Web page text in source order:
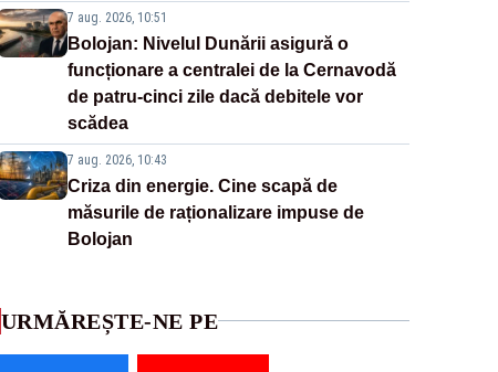
7 aug. 2026, 10:51
Bolojan: Nivelul Dunării asigură o
funcționare a centralei de la Cernavodă
de patru-cinci zile dacă debitele vor
scădea
7 aug. 2026, 10:43
Criza din energie. Cine scapă de
măsurile de raționalizare impuse de
Bolojan
URMĂREȘTE-NE PE